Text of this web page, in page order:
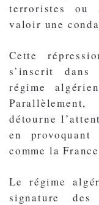
terroristes ou
valoir une
Cette
s’inscrit dans
régime
détourne
en
comme la
Le régime
signature